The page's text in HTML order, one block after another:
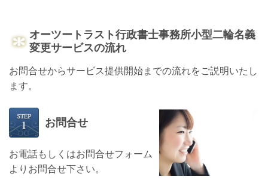
オーツートラスト行政書士事務所小型二輪名義
変更サービスの流れ
お問合せからサービス提供開始までの流れをご説明いたし
ます。
お問合せ
お電話もしくはお問合せフォーム
よりお問合せ下さい。